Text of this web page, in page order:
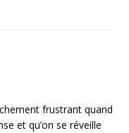
frustrant quand
et qu’on se réveille